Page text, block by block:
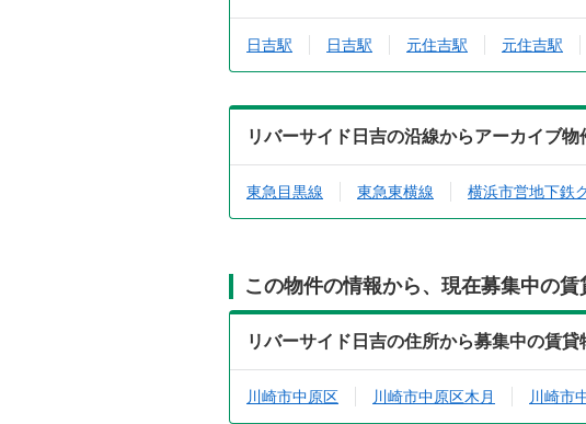
日吉駅 日吉駅 元住吉駅 元住吉駅
リバーサイド日吉の沿線からアーカイブ物
東急目黒線 東急東横線 横浜市営地下鉄
この物件の情報から、現在募集中の
リバーサイド日吉の住所から募集中の賃貸
川崎市中原区 川崎市中原区木月 川崎市